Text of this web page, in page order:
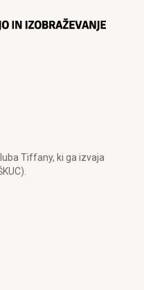
Tiffany, ki ga izvaja